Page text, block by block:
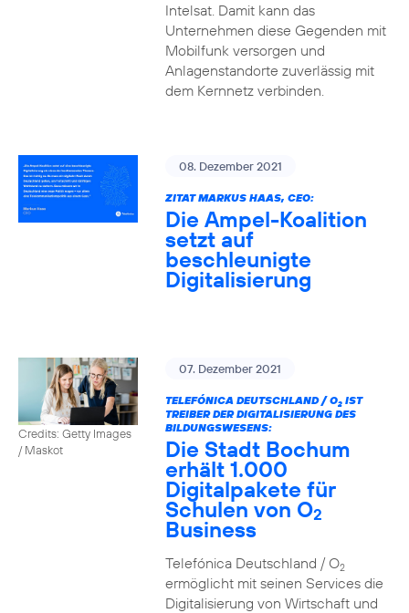
Intelsat. Damit kann das
Unternehmen diese Gegenden mit
Mobilfunk versorgen und
Anlagenstandorte zuverlässig mit
dem Kernnetz verbinden.
08. Dezember 2021
ZITAT MARKUS HAAS, CEO:
Die Ampel-Koalition
setzt auf
beschleunigte
Digitalisierung
Credits: Getty Images
/ Maskot
07. Dezember 2021
TELEFÓNICA DEUTSCHLAND / O2IST
TREIBER DER DIGITALISIERUNG DES
BILDUNGSWESENS:
Die Stadt Bochum
erhält 1.000
Digitalpakete für
Schulen von O2
Business
Telefónica Deutschland / O2
ermöglicht mit seinen Services die
Digitalisierung von Wirtschaft und